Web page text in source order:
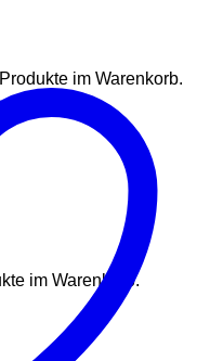
im Warenkorb.
im Warenkorb.